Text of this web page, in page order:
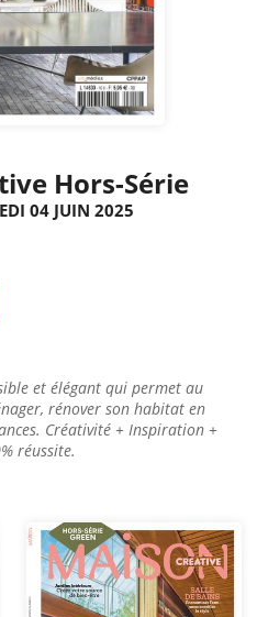
Hors-Série
04 JUIN 2025
et élégant qui permet au
rénover son habitat en
Créativité + Inspiration +
réussite.